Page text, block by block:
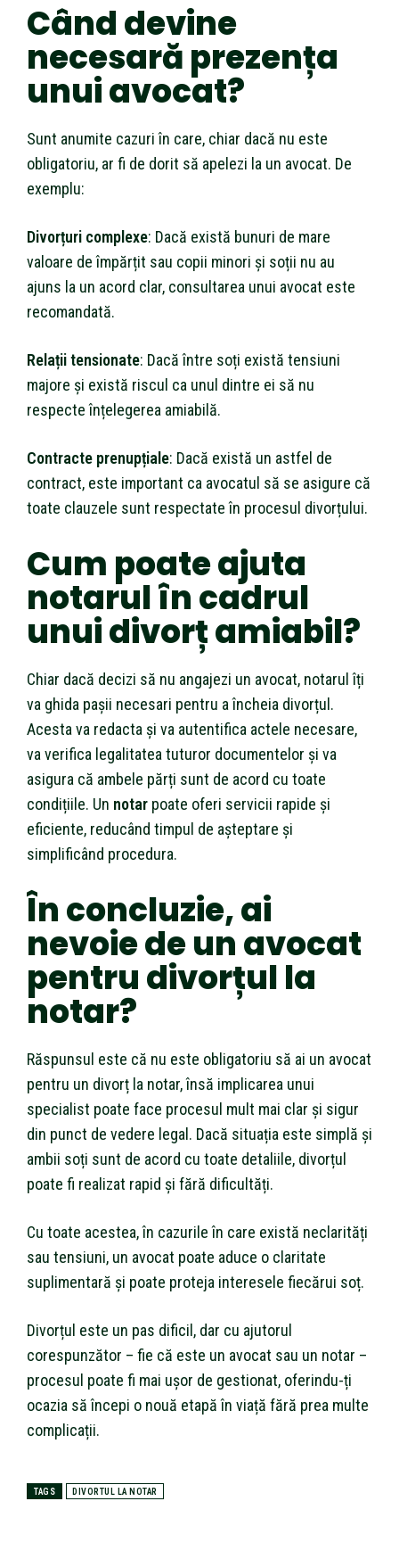
Când devine
necesară prezența
unui avocat?
Sunt anumite cazuri în care, chiar dacă nu este
obligatoriu, ar fi de dorit să apelezi la un avocat. De
exemplu:
Divorțuri complexe: Dacă există bunuri de mare
valoare de împărțit sau copii minori și soții nu au
ajuns la un acord clar, consultarea unui avocat este
recomandată.
Relații tensionate: Dacă între soți există tensiuni
majore și există riscul ca unul dintre ei să nu
respecte înțelegerea amiabilă.
Contracte prenupțiale: Dacă există un astfel de
contract, este important ca avocatul să se asigure că
toate clauzele sunt respectate în procesul divorțului.
Cum poate ajuta
notarul în cadrul
unui divorț amiabil?
Chiar dacă decizi să nu angajezi un avocat, notarul îți
va ghida pașii necesari pentru a încheia divorțul.
Acesta va redacta și va autentifica actele necesare,
va verifica legalitatea tuturor documentelor și va
asigura că ambele părți sunt de acord cu toate
condițiile. Un notar poate oferi servicii rapide și
eficiente, reducând timpul de așteptare și
simplificând procedura.
În concluzie, ai
nevoie de un avocat
pentru divorțul la
notar?
Răspunsul este că nu este obligatoriu să ai un avocat
pentru un divorț la notar, însă implicarea unui
specialist poate face procesul mult mai clar și sigur
din punct de vedere legal. Dacă situația este simplă și
ambii soți sunt de acord cu toate detaliile, divorțul
poate fi realizat rapid și fără dificultăți.
Cu toate acestea, în cazurile în care există neclarități
sau tensiuni, un avocat poate aduce o claritate
suplimentară și poate proteja interesele fiecărui soț.
Divorțul este un pas dificil, dar cu ajutorul
corespunzător – fie că este un avocat sau un notar –
procesul poate fi mai ușor de gestionat, oferindu-ți
ocazia să începi o nouă etapă în viață fără prea multe
complicații.
TAGS DIVORTUL LA NOTAR